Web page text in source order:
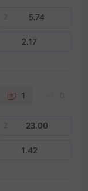
2 5.74
2.17
1
2 23.00
1.42